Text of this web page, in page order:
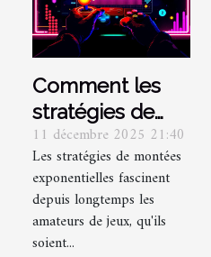
Comment les
stratégies de
montées
exponentielles
modifient-elles
l'expérience de
jeu ?
11 décembre 2025 21:40
Les stratégies de montées
exponentielles fascinent
depuis longtemps les
amateurs de jeux, qu'ils
soient...